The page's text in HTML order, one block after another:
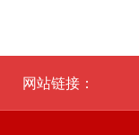
网站链接：